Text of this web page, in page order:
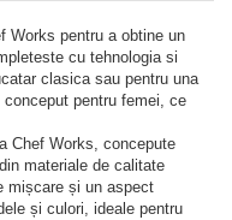
Works pentru a obtine un
cu tehnologia si
clasica sau pentru una
pentru femei, ce
Chef Works, concepute
materiale de calitate
mișcare și un aspect
și culori, ideale pentru